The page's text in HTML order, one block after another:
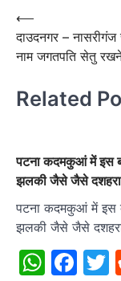
Post
navigation
⟵
दाउदनगर –
नाम जगतपति सेतु
Related
पटना कदमकुआं में इस
झलकी जैसे जैसे
पटना कदमकुआं में इस
झलकी जैसे जैसे